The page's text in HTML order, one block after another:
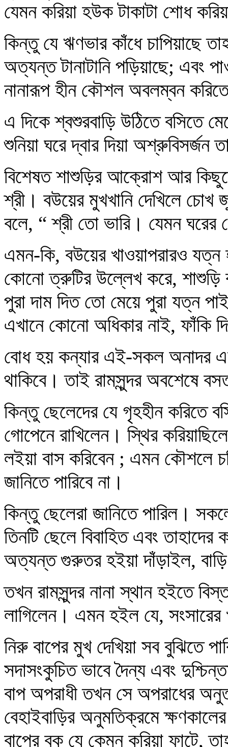
যেমন করিয়া হউক টাকাটা শোধ
কিন্তু যে ঋণভার কাঁধে চাপিয়াছে
অত্যন্ত টানাটানি পড়িয়াছে; এবং
নানারূপ হীন কৌশল অবলম্বন
এ দিকে শ্বশুরবাড়ি উঠিতে বসিতে
শুনিয়া ঘরে দ্বার দিয়া অশ্রুবিসর্জন
বিশেষত শাশুড়ির আক্রোশ আর
শ্রী। বউয়ের মুখখানি দেখিলে চোখ
বলে, “ শ্রী তো ভারি। যেমন ঘরের
এমন-কি, বউয়ের খাওয়াপরারও যত্ন
কোনো ত্রুটির উল্লেখ করে, শাশুড়ি
পুরা দাম দিত তো মেয়ে পুরা যত্ন
এখানে কোনো অধিকার নাই, ফাঁকি
বোধ হয় কন্যার এই-সকল অনাদর
থাকিবে। তাই রামসুন্দর অবশেষে
কিন্তু ছেলেদের যে গৃহহীন করিতে
গোপেনে রাখিলেন। স্থির
লইয়া বাস করিবেন ; এমন কৌশলে
জানিতে পারিবে না।
কিন্তু ছেলেরা জানিতে পারিল।
তিনটি ছেলে বিবাহিত এবং
অত্যন্ত গুরুতর হইয়া দাঁড়াইল,
তখন রামসুন্দর নানা স্থান হইতে
লাগিলেন। এমন হইল যে,
নিরু বাপের মুখ দেখিয়া সব বুঝিতে
সদাসংকুচিত ভাবে দৈন্য এবং
বাপ অপরাধী তখন সে অপরাধের
বেহাইবাড়ির অনুমতিক্রমে
বাপের বুক যে কেমন করিয়া ফাটে,